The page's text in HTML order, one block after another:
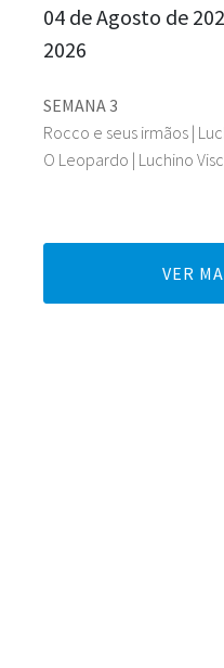
SEMANA 3
Rocco e seus irmãos |
O Leopardo | Luchino
04 de Agosto de
2026
VER